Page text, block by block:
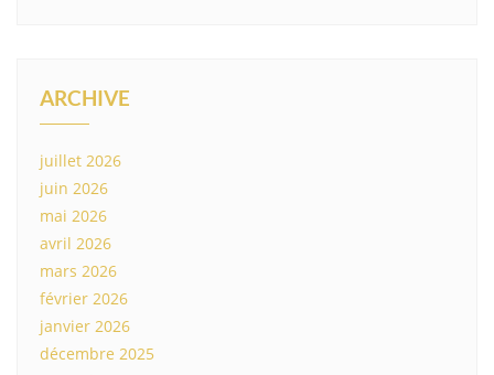
ARCHIVE
juillet 2026
juin 2026
mai 2026
avril 2026
mars 2026
février 2026
janvier 2026
décembre 2025